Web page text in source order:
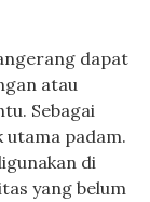
dapat
atau
Sebagai
utama padam.
di
yang belum